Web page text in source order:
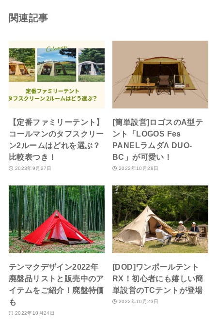
関連記事
【定番ファミリーテント】
コールマンのタフスクリー
ン2ルームはどれを選ぶ？
比較表つき！
2023年9月27日
[簡単設営]ロゴスのA型テ
ント「LOGOS Fes
PANELラムダΛ DUO-
BC」が可愛い！
2022年10月28日
テンマクデザイン2022年
廃盤品リストと販売中のア
イテムをご紹介！廃盤特価
も
2022年10月24日
[DOD]ワンポールテント
RX！初心者にも嬉しい簡
単設営のTCテントが登場
2022年10月23日